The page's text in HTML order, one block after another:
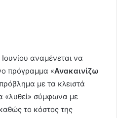
αναμένεται να
πρόγραμμα «Ανακαινίζω
με τα κλειστά
«λυθεί» σύμφωνα με
το κόστος της